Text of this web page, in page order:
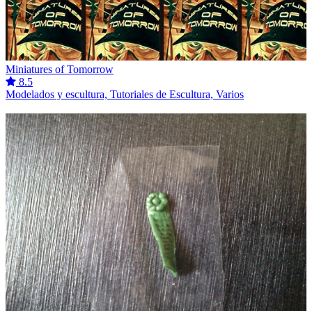
Miniatures of Tomorrow
8.5
Modelados y escultura, Tutoriales de Escultura, Varios